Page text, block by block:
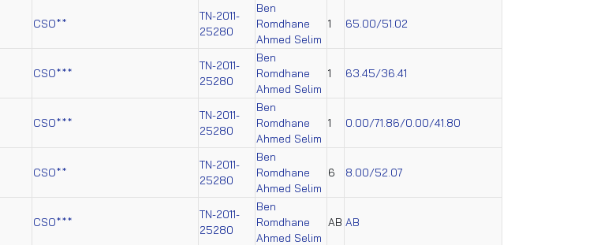
CSO**
TN-2011-
25280
Ben
Romdhane
Ahmed Selim
1 65.00/51.02
CSO***
TN-2011-
25280
Ben
Romdhane
Ahmed Selim
1 63.45/36.41
CSO***
TN-2011-
25280
Ben
Romdhane
Ahmed Selim
1 0.00/71.86/0.00/41.80
CSO**
TN-2011-
25280
Ben
Romdhane
Ahmed Selim
6 8.00/52.07
CSO***
TN-2011-
25280
Ben
Romdhane
Ahmed Selim
AB AB